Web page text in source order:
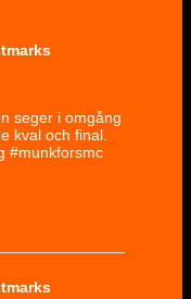
seger i omgång
kval och final.
#munkforsmc